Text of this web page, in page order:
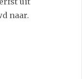
naar.